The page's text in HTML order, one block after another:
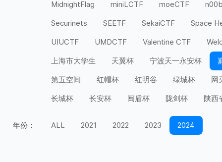
MidnightFlag
miniLCTF moeCTF
Securinets
SEETF SekaiCTF
Space
UIUCTF
UMDCTF Valentine CTF
上海市大学生
天翼杯 宁波天一永安杯
第五空间
红帽杯 红明谷 绿城杯
网
长城杯
长安杯 闽盾杯 陇剑杯 陕西
年份： ALL 2021 2022 2023 2024